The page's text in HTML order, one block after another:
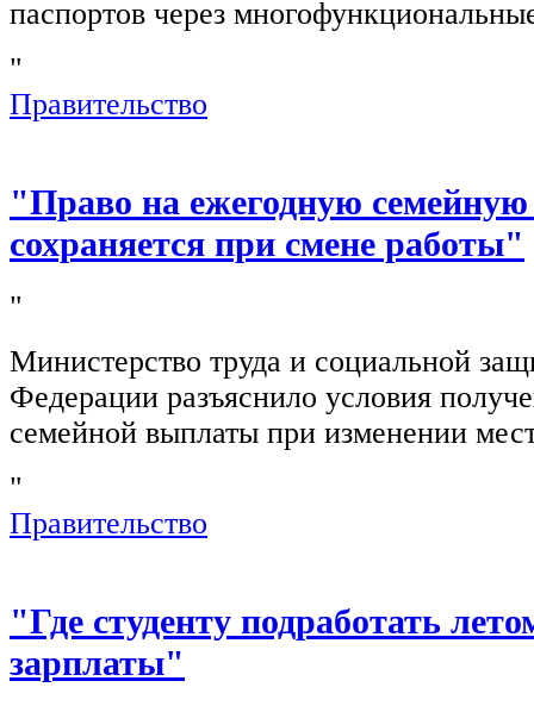
паспортов через
"
Правительство
"Право на ежегодную
сохраняется при смене работы"
"
Министерство труда и социальной
Федерации разъяснило условия
семейной выплаты при изменении
"
Правительство
"Где студенту подработать
зарплаты"